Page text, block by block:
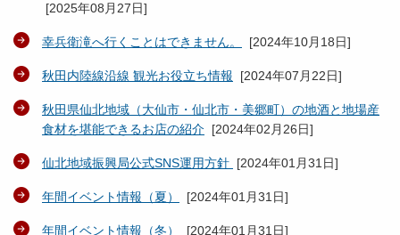
[2025年08月27日]
幸兵衛滝へ行くことはできません。 [2024年10月18日]
秋田内陸線沿線 観光お役立ち情報 [2024年07月22日]
秋田県仙北地域（大仙市・仙北市・美郷町）の地酒と地場産
食材を堪能できるお店の紹介 [2024年02月26日]
仙北地域振興局公式SNS運用方針 [2024年01月31日]
年間イベント情報（夏） [2024年01月31日]
年間イベント情報（冬） [2024年01月31日]